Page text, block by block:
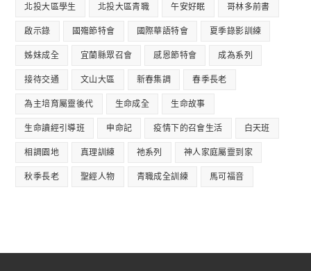
北投大區學生 北投大區青職 午安好眠 哥林多前書
啟示錄 國殤節特會 國際華語特會 夏季錄影訓練
姊妹成全 宜蘭縣眾召會 感恩節特會 成為系列
接待交通 文山大區 新春集調 春季長老
為主培育屬靈後代 生命成全 生命故事
生命讀經引導班 申命記 疫情下的召會生活 白天班
相調園地 真理訓練 祂系列 神人家庭屬靈到家
秋季長老 聖經人物 青職成全訓練 馬可福音